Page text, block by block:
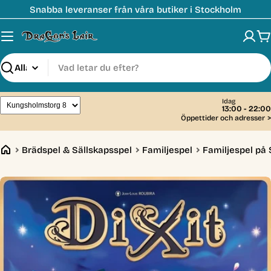
till
innehåll
Snabba leveranser från våra butiker i Stockholm
Sök
Idag
13:00 - 22:00
Öppettider och adresser >
Brädspel & Sällskapsspel Familjespel Familjespel på